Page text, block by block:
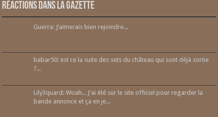
Réactions dans la gazette
Guerra: J’aimerais bien rejoindre...
babar50: est ce la suite des sets du château qui sont déjà sortie
?...
Lily3quard: Woah... J'ai été sur le site officiel pour regarder la
bande annonce et ça en je...